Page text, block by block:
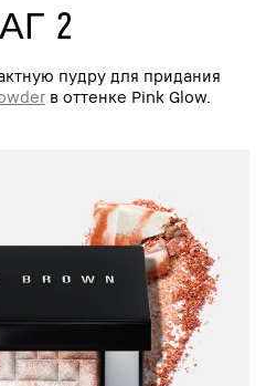
2
пудру для придания
в оттенке Pink Glow.